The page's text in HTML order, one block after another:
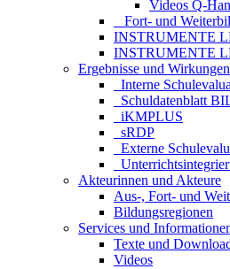
Videos Q-
_ Fort- und
INSTRUMENTE
INSTRUMENTE
Ergebnisse und Wirkungen
_Interne
_Schuldatenblatt
_iKMPLUS
_sRDP
_Externe
Akteurinnen und Akteure
Aus-, Fort- und
Bildungsregionen
Services und
Texte und
Videos